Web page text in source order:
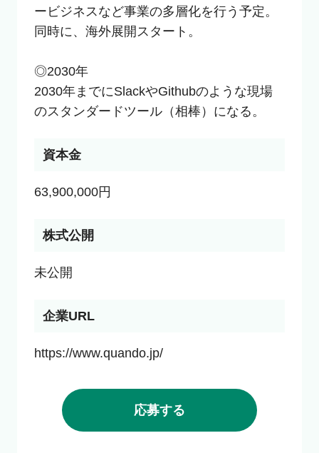
ービジネスなど事業の多層化を行う予定。
同時に、海外展開スタート。
◎2030年
2030年までにSlackやGithubのような現場
のスタンダードツール（相棒）になる。
資本金
63,900,000円
株式公開
未公開
企業URL
https://www.quando.jp/
応募する